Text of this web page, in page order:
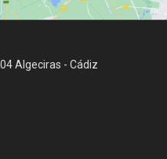
Algeciras - Cádiz